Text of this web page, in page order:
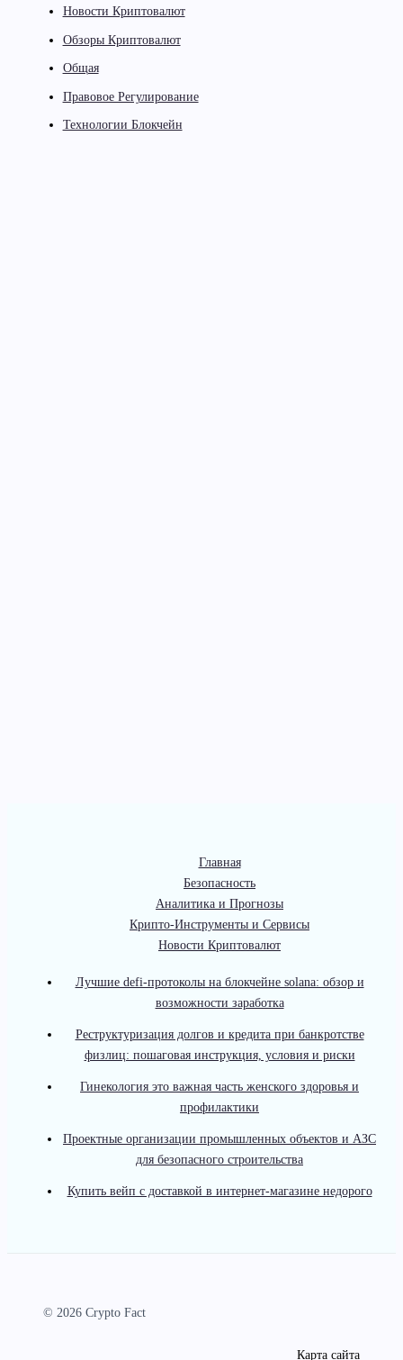
Новости Криптовалют
Обзоры Криптовалют
Общая
Правовое Регулирование
Технологии Блокчейн
Главная
Безопасность
Аналитика и Прогнозы
Крипто-Инструменты и Сервисы
Новости Криптовалют
Лучшие defi-протоколы на блокчейне solana: обзор и
возможности заработка
Реструктуризация долгов и кредита при банкротстве
физлиц: пошаговая инструкция, условия и риски
Гинекология это важная часть женского здоровья и
профилактики
Проектные организации промышленных объектов и АЗС
для безопасного строительства
Купить вейп с доставкой в интернет-магазине недорого
© 2026 Crypto Fact
Карта сайта